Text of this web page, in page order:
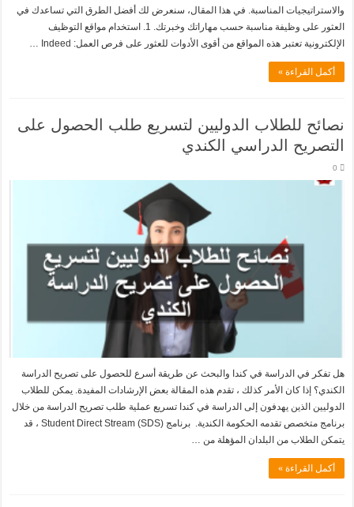
والاستراتيجيات المناسبة. في هذا المقال، سنعرض لك أفضل الطرق التي تساعدك في
العثور على وظيفة مناسبة حسب مهاراتك وخبرتك. 1. استخدام مواقع التوظيف
الإلكترونية تعتبر هذه المواقع من أقوى الأدوات للعثور على فرص العمل: Indeed …
أكمل القراءة »
نصائح للطلاب الدوليين لتسريع طلب الحصول على
التصريح الدراسي الكندي
0
هل تفكر في الدراسة في كندا والبحث عن طريقة أسرع للحصول على تصريح الدراسة
الكندي؟ إذا كان الأمر كذلك ، تقدم هذه المقالة بعض الإرشادات المفيدة.‏ ‏يمكن للطلاب
الدوليين الذين يهدفون إلى الدراسة في كندا تسريع عملية طلب تصريح الدراسة من خلال
برنامج متخصص تقدمه الحكومة الكندية. برنامج Student Direct Stream (SDS) ، قد
يتمكن الطلاب من البلدان المؤهلة من …
أكمل القراءة »